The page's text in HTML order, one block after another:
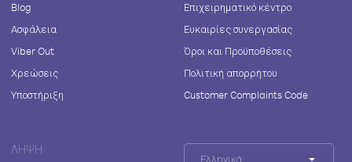
Blog
Ασφάλεια
Viber Out
Χρεώσεις
Υποστήριξη
Επιχειρηματικό κέντρο
Ευκαιρίες συνεργασίας
Όροι και Προϋποθέσεις
Πολιτική απορρήτου
Customer Complaints Code
ΛΉΨΗ
Ελληνικά